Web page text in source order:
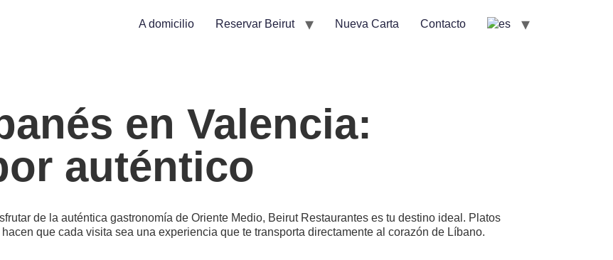
A domicilio Reservar Beirut Nueva Carta Contacto
en Valencia:
auténtico
de la auténtica gastronomía de Oriente Medio, Beirut Restaurantes es tu destino ideal. Platos
que cada visita sea una experiencia que te transporta directamente al corazón de Líbano.